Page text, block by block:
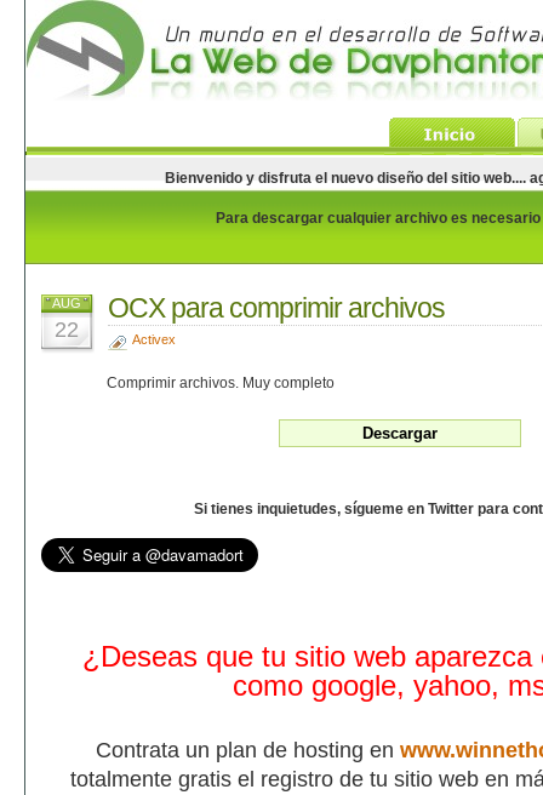
Bienvenido y disfruta el nuevo diseño del sitio web....
Para descargar cualquier archivo es
AUG
22
OCX para comprimir archivos
Activex
Comprimir archivos. Muy completo
Si tienes inquietudes, sígueme en Twitter para
¿Deseas que tu sitio web aparezca
como google, yahoo,
Contrata un plan de hosting en
totalmente gratis el registro de tu sitio web en